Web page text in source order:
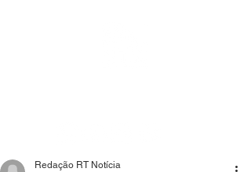
Redação RT Notícia